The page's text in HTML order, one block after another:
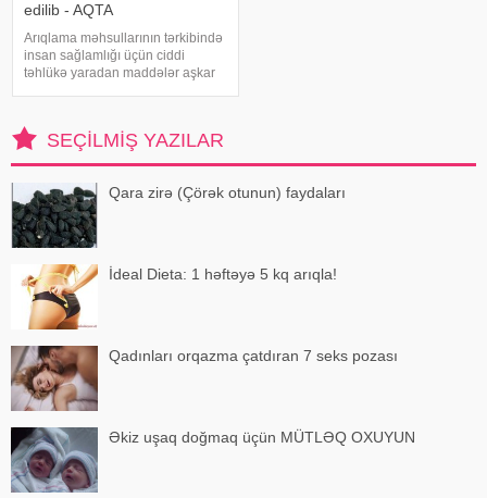
edilib - AQTA
Arıqlama məhsullarının tərkibində
insan sağlamlığı üçün ciddi
təhlükə yaradan maddələr aşkar
Təhlükəsizliyi Agentliyinin (AQTA)
Qida təhlükəsizliyi şöbəsinin
müdir
SEÇILMIŞ YAZILAR
Qara zirə (Çörək otunun) faydaları
İdeal Dieta: 1 həftəyə 5 kq arıqla!
Qadınları orqazma çatdıran 7 seks pozası
Əkiz uşaq doğmaq üçün MÜTLƏQ OXUYUN